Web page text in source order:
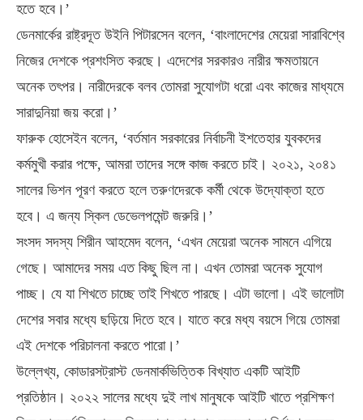
হতে হবে।’
ডেনমার্কের রাষ্ট্রদূত উইনি পিটারসেন বলেন, ‘বাংলাদেশের মেয়েরা সারাবিশ্বে
নিজের দেশকে প্রশংসিত করছে। এদেশের সরকারও নারীর ক্ষমতায়নে
অনেক তৎপর। নারীদেরকে বলব তোমরা সুযোগটা ধরো এবং কাজের মাধ্যমে
সারাদুনিয়া জয় করো।’
ফারুক হোসেইন বলেন, ‘বর্তমান সরকারের নির্বাচনী ইশতেহার যুবকদের
কর্মমুখী করার পক্ষে, আমরা তাদের সঙ্গে কাজ করতে চাই। ২০২১, ২০৪১
সালের ভিশন পূরণ করতে হলে তরুণদেরকে কর্মী থেকে উদ্যোক্তা হতে
হবে। এ জন্য স্কিল ডেভেলপমেন্ট জরুরি।’
সংসদ সদস্য শিরীন আহমেদ বলেন, ‘এখন মেয়েরা অনেক সামনে এগিয়ে
গেছে। আমাদের সময় এত কিছু ছিল না। এখন তোমরা অনেক সুযোগ
পাচ্ছ। যে যা শিখতে চাচ্ছে তাই শিখতে পারছে। এটা ভালো। এই ভালোটা
দেশের সবার মধ্যে ছড়িয়ে দিতে হবে। যাতে করে মধ্য বয়সে গিয়ে তোমরা
এই দেশকে পরিচালনা করতে পারো।’
উল্লেখ্য, কোডারসট্রাস্ট ডেনমার্কভিত্তিক বিখ্যাত একটি আইটি
প্রতিষ্ঠান। ২০২২ সালের মধ্যে দুই লাখ মানুষকে আইটি খাতে প্রশিক্ষণ